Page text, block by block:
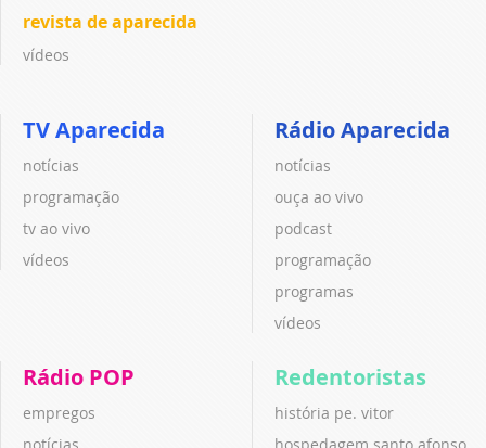
revista de aparecida
vídeos
TV Aparecida
notícias
programação
tv ao vivo
vídeos
Rádio Aparecida
notícias
ouça ao vivo
podcast
programação
programas
vídeos
Rádio POP
empregos
notícias
Redentoristas
história pe. vitor
hospedagem santo afonso